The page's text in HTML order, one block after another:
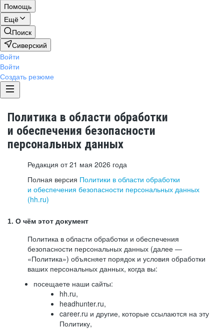
Помощь
Ещё
Поиск
Сиверский
Войти
Войти
Создать резюме
Политика в области обработки
и обеспечения безопасности
персональных данных
Редакция от 21 мая 2026 года
Полная версия Политики в области обработки
и обеспечения безопасности персональных данных
(hh.ru)
1. О чём этот документ
Политика в области обработки и обеспечения
безопасности персональных данных (далее —
«Политика») объясняет порядок и условия обработки
ваших персональных данных, когда вы:
посещаете наши сайты:
hh.ru,
headhunter.ru,
career.ru и другие, которые ссылаются на эту
Политику,